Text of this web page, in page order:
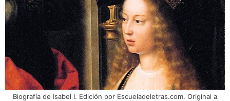
Biografía de Isabel I. Edición por Escueladeletras.com. Original a